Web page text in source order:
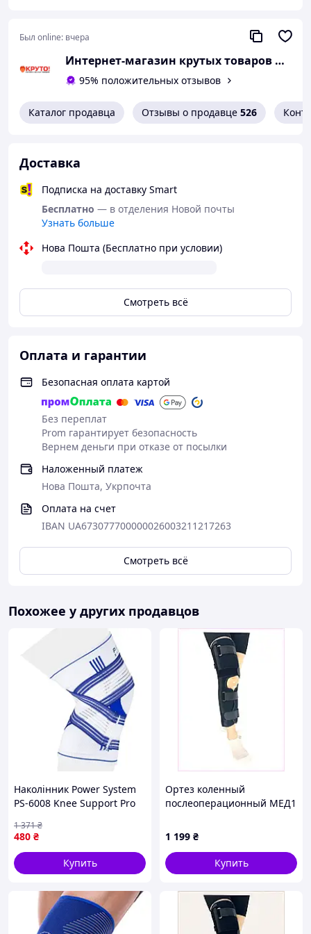
Измерьте обхват ноги на 10 см выше и ниже коленной
чашечки и выберите размер по таблице. Бандаж
должен сидеть плотно, без пережатия.
🔧 Характеристики:
Материалы: нейлон, спандекс, латекс, силикон,
🧽 Уход: ручная стирка в прохладной воде.
Был online: вчера
Интернет-магазин крутых товаров КРУТО!
95% положительных отзывов
Каталог продавца Отзывы о продавце 526
Доставка
Подписка на доставку Smart
Бесплатно — в отделения Новой почты
Узнать больше
Нова Пошта (Бесплатно при условии)
Смотреть всё
Оплата и гарантии
Безопасная оплата картой
Без переплат
Prom гарантирует безопасность
Вернем деньги при отказе от посылки
Наложенный платеж
Нова Пошта, Укрпочта
Оплата на счет
IBAN UA673077700000026003211217263
Смотреть всё
Похожее у других продавцов
Наколінник Power System
PS-6008 Knee Support Pro
(Мрія)
480 ₴
1 371₴
Купить
Ортез коленный
послеоперационный МЕД1
1 199 ₴
Купить